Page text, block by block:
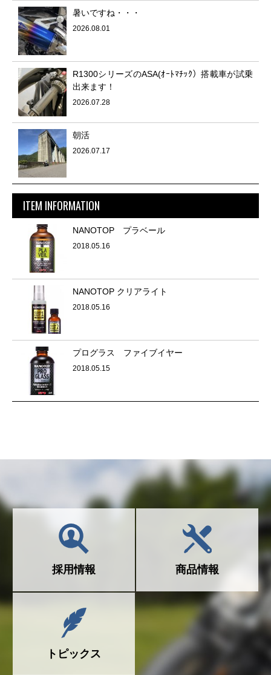
暑いですね・・・
2026.08.01
R1300シリーズのASA(ｵｰﾄﾏﾁｯｸ）搭載車が試乗
出来ます！
2026.07.28
朝活
2026.07.17
ITEM INFORMATION
NANOTOP プラベール
2018.05.16
NANOTOP クリアライト
2018.05.16
プログラス ファイブイヤー
2018.05.15
採用情報 商品情報
トピックス